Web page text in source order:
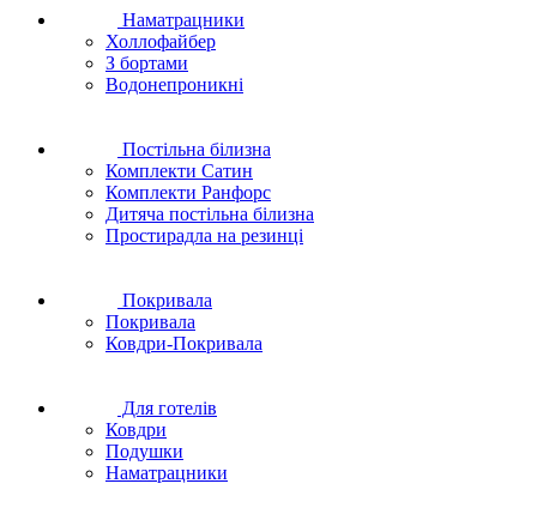
Наматрацники
Холлофайбер
З бортами
Водонепроникні
Постільна білизна
Комплекти Сатин
Комплекти Ранфорс
Дитяча постільна білизна
Простирадла на резинці
Покривала
Покривала
Ковдри-Покривала
Для готелів
Ковдри
Подушки
Наматрацники